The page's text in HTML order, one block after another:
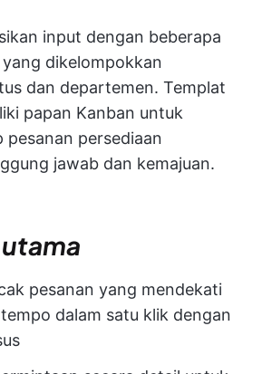
input dengan beberapa
dikelompokkan
dan departemen. Templat
papan Kanban untuk
pesanan persediaan
jawab dan kemajuan.
pesanan yang mendekati
dalam satu klik dengan